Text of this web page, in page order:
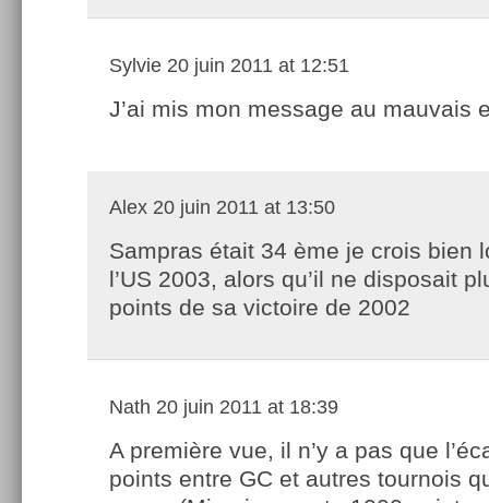
Sylvie 20 juin 2011 at 12:51
J’ai mis mon message au mauvais
Alex 20 juin 2011 at 13:50
Sampras était 34 ème je crois bien
l’US 2003, alors qu’il ne disposait
points de sa victoire de 2002
Nath 20 juin 2011 at 18:39
A première vue, il n’y a pas que
points entre GC et autres tournois